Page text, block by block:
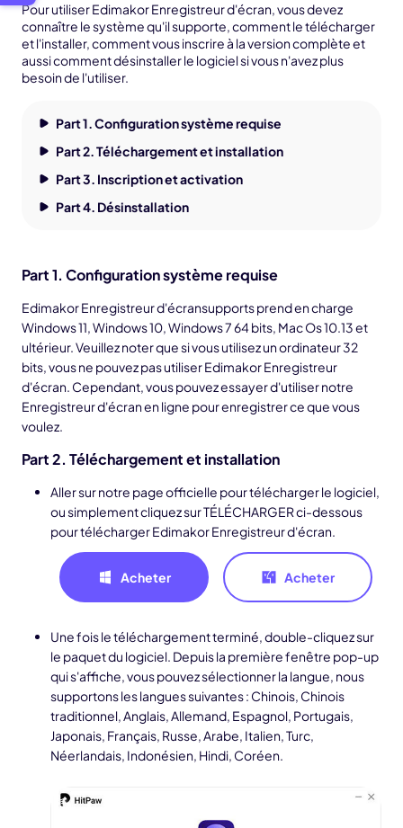
Pour utiliser Edimakor Enregistreur d'écran, vous devez
connaître le système qu'il supporte, comment le télécharger
et l'installer, comment vous inscrire à la version complète et
aussi comment désinstaller le logiciel si vous n'avez plus
besoin de l'utiliser.
Part 1. Configuration système requise
Part 2. Téléchargement et installation
Part 3. Inscription et activation
Part 4. Désinstallation
Part 1. Configuration système requise
Edimakor Enregistreur d'écransupports prend en charge
Windows 11, Windows 10, Windows 7 64 bits, Mac Os 10.13 et
ultérieur. Veuillez noter que si vous utilisez un ordinateur 32
bits, vous ne pouvez pas utiliser Edimakor Enregistreur
d'écran. Cependant, vous pouvez essayer d'utiliser notre
Enregistreur d'écran en ligne pour enregistrer ce que vous
voulez.
Part 2. Téléchargement et installation
Aller sur notre page officielle pour télécharger le logiciel,
ou simplement cliquez sur TÉLÉCHARGER ci-dessous
pour télécharger Edimakor Enregistreur d'écran.
Acheter Acheter
Une fois le téléchargement terminé, double-cliquez sur
le paquet du logiciel. Depuis la première fenêtre pop-up
qui s'affiche, vous pouvez sélectionner la langue, nous
supportons les langues suivantes : Chinois, Chinois
traditionnel, Anglais, Allemand, Espagnol, Portugais,
Japonais, Français, Russe, Arabe, Italien, Turc,
Néerlandais, Indonésien, Hindi, Coréen.